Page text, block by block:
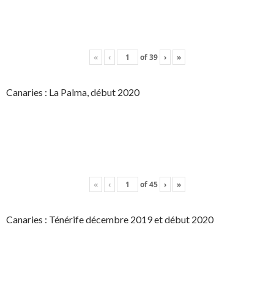
« ‹ of39 › »
Canaries : La Palma, début 2020
« ‹ of45 › »
Canaries : Ténérife décembre 2019 et début 2020